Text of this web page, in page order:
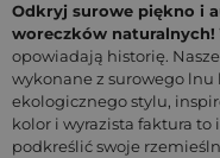
Odkryj surowe piękno i
woreczków naturalnych!
opowiadają historię. Nasze
wykonane z surowego
ekologicznego stylu,
kolor i wyrazista faktura
podkreślić swoje